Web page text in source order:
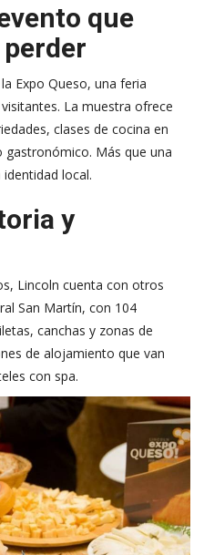
que
Expo Queso, una feria
La muestra ofrece
clases de cocina en
gastronómico. Más que una
local.
y
Lincoln cuenta con otros
San Martín, con 104
canchas y zonas de
de alojamiento que van
con spa.